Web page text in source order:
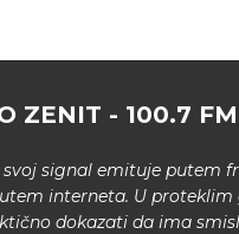
ZENIT - 100.7 FM
svoj signal emituje putem
interneta. U
dokazati da ima